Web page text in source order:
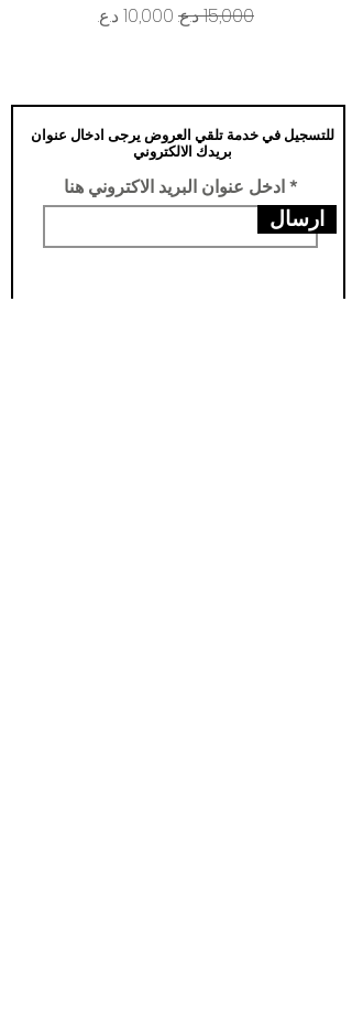
سعر عادي سعر البيع
للتسجيل في خدمة تلقي العروض يرجى ادخال عنوان
بريدك الالكتروني
ادخل عنوان البريد الاكتروني هنا
ارسال